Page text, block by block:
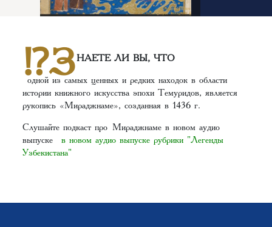
⁉️З НАЕТЕ ЛИ ВЫ, ЧТО
одной из самых ценных и редких находок в области
истории книжного искусства эпохи Темуридов, является
рукопись «Мираджнаме», созданная в 1436 г.
Слушайте подкаст про Мираджнаме в новом аудио
выпускев новом аудио выпуске рубрики "Легенды
Узбекистана"